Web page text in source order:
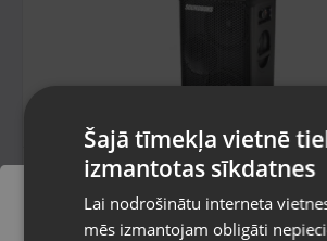
Soundboks 3
Rīga, Paula Lejiņa iela 2
Stāvoklis Mazlietots (Garantija 12
Šajā tīmekļa vietnē
izmantotas sīkdatnes
Lai nodrošinātu interneta
mēs izmantojam obligāti